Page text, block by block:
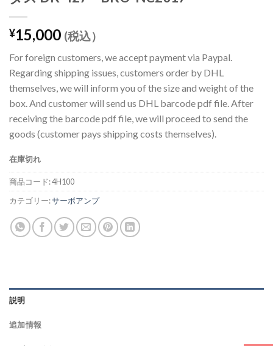
¥15,000 (税込）
For foreign customers, we accept payment via Paypal.
Regarding shipping issues, customers order by DHL
themselves, we will inform you of the size and weight of the
box. And customer will send us DHL barcode pdf file. After
receiving the barcode pdf file, we will proceed to send the
goods (customer pays shipping costs themselves).
在庫切れ
商品コード:4H100
カテゴリー:サーボアンプ
説明
追加情報